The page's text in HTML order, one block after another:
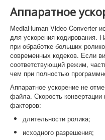
Аппаратное
MediaHuman Video Converter
для ускорения кодирования.
при обработке больших
современных кодеков. Если
соответствующий режим,
чем при полностью
Аппаратное ускорение не
файла. Скорость конвертации
факторов:
длительности ролика;
исходного разрешения;